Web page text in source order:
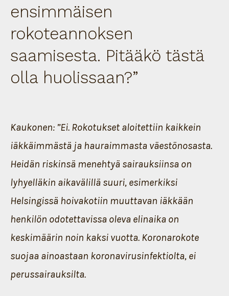
ensimmäisen
rokoteannoksen
saamisesta. Pitääkö tästä
olla huolissaan?”
Kaukonen: ”Ei. Rokotukset aloitettiin kaikkein
iäkkäimmästä ja hauraimmasta väestönosasta.
Heidän riskinsä menehtyä sairauksiinsa on
lyhyelläkin aikavälillä suuri, esimerkiksi
Helsingissä hoivakotiin muuttavan iäkkään
henkilön odotettavissa oleva elinaika on
keskimäärin noin kaksi vuotta. Koronarokote
suojaa ainoastaan koronavirusinfektiolta, ei
perussairauksilta.